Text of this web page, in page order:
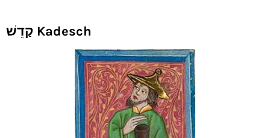
קַדֵשׁ Kadesch